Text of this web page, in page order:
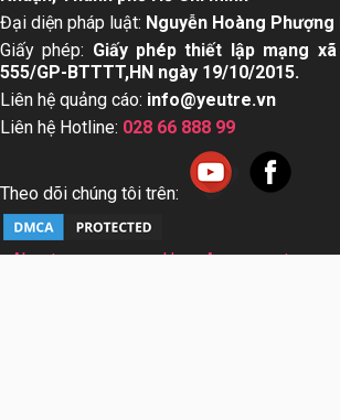
Đại diện pháp luật: Nguyễn Hoàng Phượng
Giấy phép: Giấy phép thiết lập mạng
555/GP-BTTTT,HN ngày 19/10/2015.
Liên hệ quảng cáo: info@yeutre.vn
Liên hệ Hotline: 028 66 888 99
Theo dõi chúng tôi trên:
About us User Agreement